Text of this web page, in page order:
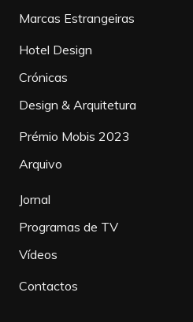
Marcas Estrangeiras
Hotel Design
Crónicas
Design & Arquitetura
Prémio Mobis 2023
Arquivo
Jornal
Programas de TV
Vídeos
Contactos